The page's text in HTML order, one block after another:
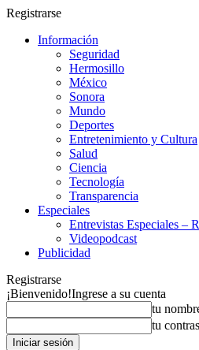
Registrarse
Información
Seguridad
Hermosillo
México
Sonora
Mundo
Deportes
Entretenimiento y Cultura
Salud
Ciencia
Tecnología
Transparencia
Especiales
Entrevistas Especiales –
Videopodcast
Publicidad
Registrarse
¡Bienvenido!Ingrese a su cuenta
tu
tu